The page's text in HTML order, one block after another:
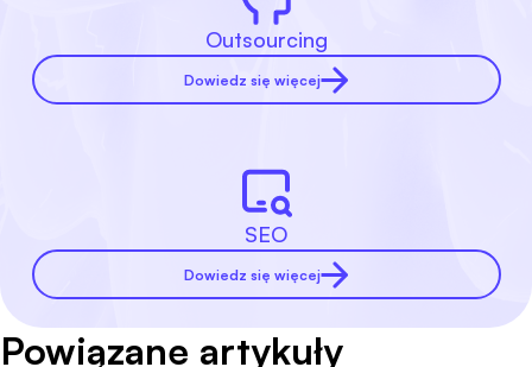
Outsourcing
Dowiedz się więcej
SEO
Dowiedz się więcej
Powiązane artykuły